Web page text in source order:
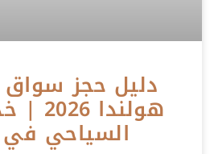
دليل حجز
السياحي في